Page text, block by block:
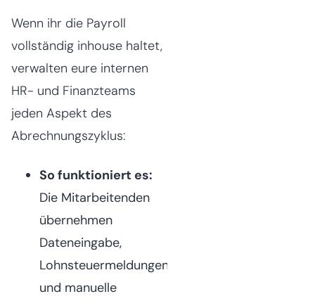
Wenn ihr die Payroll
vollständig inhouse haltet,
verwalten eure internen
HR- und Finanzteams
jeden Aspekt des
Abrechnungszyklus:
So funktioniert es:
Die Mitarbeitenden
übernehmen
Dateneingabe,
Lohnsteuermeldungen
und manuelle